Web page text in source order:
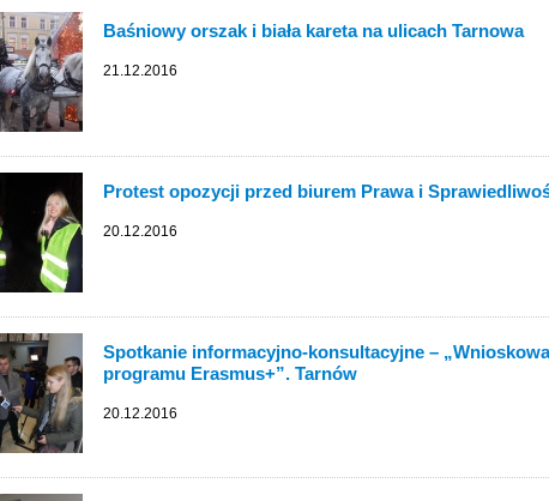
Baśniowy orszak i biała kareta na ulicach Tarnowa
21.12.2016
Protest opozycji przed biurem Prawa i
20.12.2016
Spotkanie informacyjno-konsultacyjne –
programu Erasmus+”. Tarnów
20.12.2016